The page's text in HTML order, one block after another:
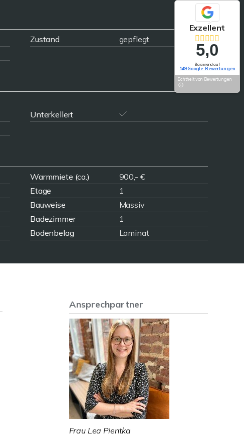
Zustand
gepflegt
Unterkellert
Warmmiete (ca.)
900,- €
Etage
1
Bauweise
Massiv
Badezimmer
1
Bodenbelag Laminat
Ansprechpartner
Frau Lea Pientka
Exzellent
5,0
Basierend auf
149 Google-Bewertungen
Echtheit von Bewertungen